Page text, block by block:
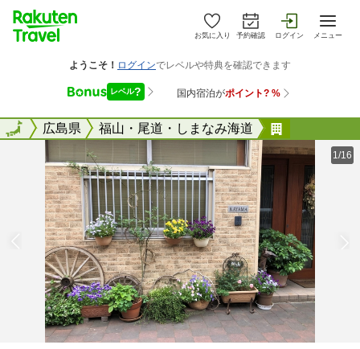
お気に入り 予約確認 ログイン メニュー
全国広島県 福山・尾道・しまなみ海道
全国
1/16